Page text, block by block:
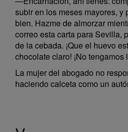
subir en los meses mayores, y
bien. Hazme de almorzar
correo esta carta para Sevilla,
de la cebada. ¡Que el huevo
chocolate claro! ¡No
La mujer del abogado no
haciendo calceta como un